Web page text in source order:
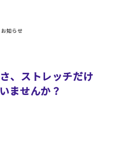
お知らせ
、ストレッチだけ
ませんか？